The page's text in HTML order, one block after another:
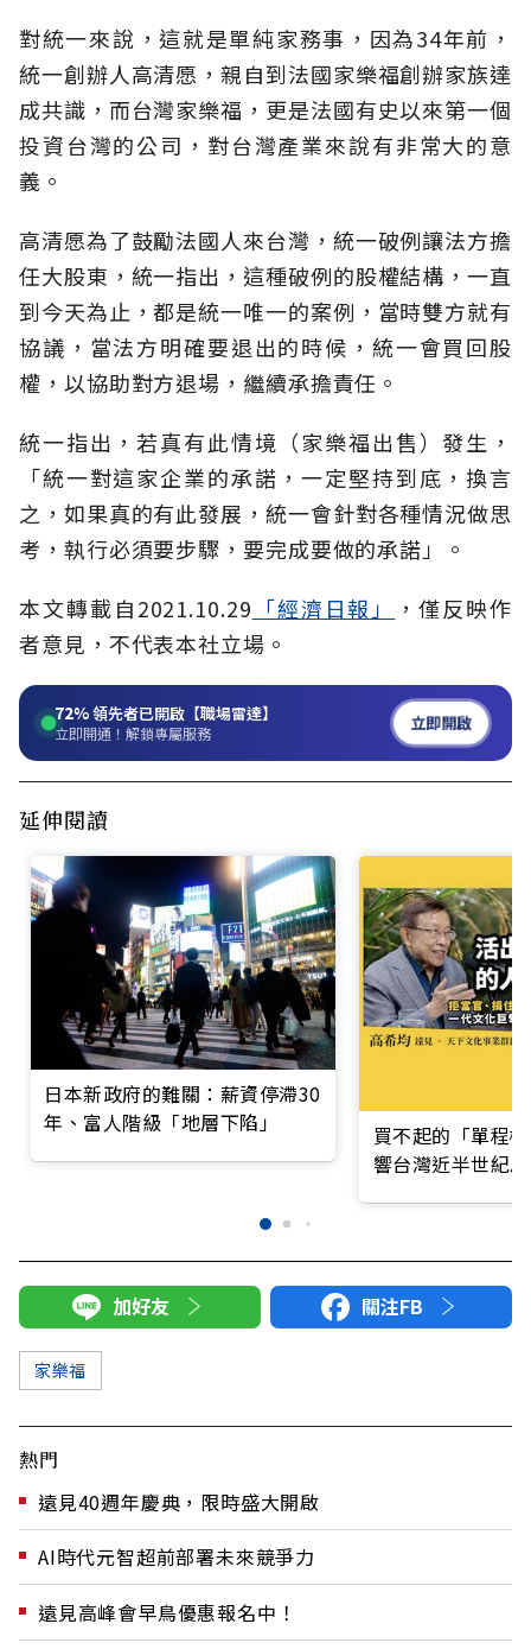
對統一來說，這就是單純家務事，因為34年前，
統一創辦人高清愿，親自到法國家樂福創辦家族達
成共識，而台灣家樂福，更是法國有史以來第一個
投資台灣的公司，對台灣產業來說有非常大的意
義。
高清愿為了鼓勵法國人來台灣，統一破例讓法方擔
任大股東，統一指出，這種破例的股權結構，一直
到今天為止，都是統一唯一的案例，當時雙方就有
協議，當法方明確要退出的時候，統一會買回股
權，以協助對方退場，繼續承擔責任。
統一指出，若真有此情境（家樂福出售）發生，
「統一對這家企業的承諾，一定堅持到底，換言
之，如果真的有此發展，統一會針對各種情況做思
考，執行必須要步驟，要完成要做的承諾」。
本文轉載自2021.10.29 「經濟日報」
，僅反映作
者意見，不代表本社立場。
72%領先者已開啟【職場雷達】
立即開通！解鎖專屬服務 立即開啟
延伸閱讀
日本新政府的難關：薪資停滯30
年、富人階級「地層下陷」
買不起的「單程
響台灣近半世紀
加好友 關注FB
家樂福
熱門
遠見40週年慶典，限時盛大開啟
AI時代元智超前部署未來競爭力
遠見高峰會早鳥優惠報名中！